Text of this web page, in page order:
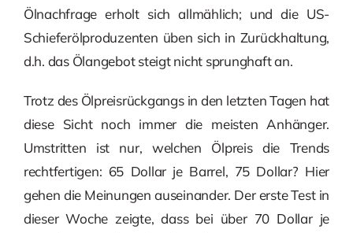
Ölnachfrage erholt sich allmählich; und die US-
Schieferölproduzenten üben sich in Zurückhaltung,
d.h. das Ölangebot steigt nicht sprunghaft an.
Trotz des Ölpreisrückgangs in den letzten Tagen hat
diese Sicht noch immer die meisten Anhänger.
Umstritten ist nur, welchen Ölpreis die Trends
rechtfertigen: 65 Dollar je Barrel, 75 Dollar? Hier
gehen die Meinungen auseinander. Der erste Test in
dieser Woche zeigte, dass bei über 70 Dollar je